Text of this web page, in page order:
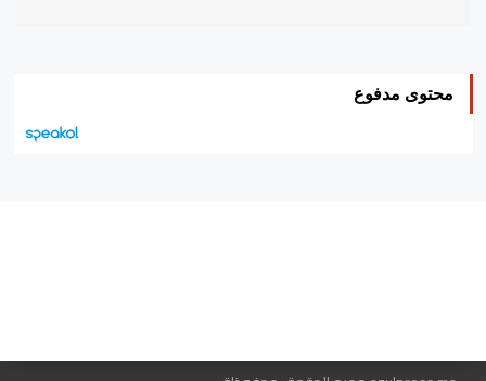
محتوى مدفوع